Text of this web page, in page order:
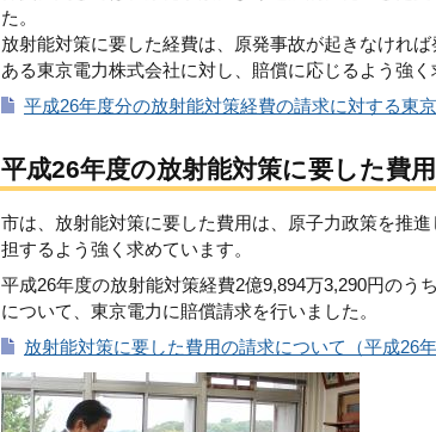
た。
放射能対策に要した経費は、原発事故が起きなけれ
ある東京電力株式会社に対し、賠償に応じるよう強く
平成26年度分の放射能対策経費の請求に対する東
平成26年度の放射能対策に要した費
市は、放射能対策に要した費用は、原子力政策を推
担するよう強く求めています。
平成26年度の放射能対策経費2億9,894万3,290円のう
について、東京電力に賠償請求を行いました。
放射能対策に要した費用の請求について（平成26